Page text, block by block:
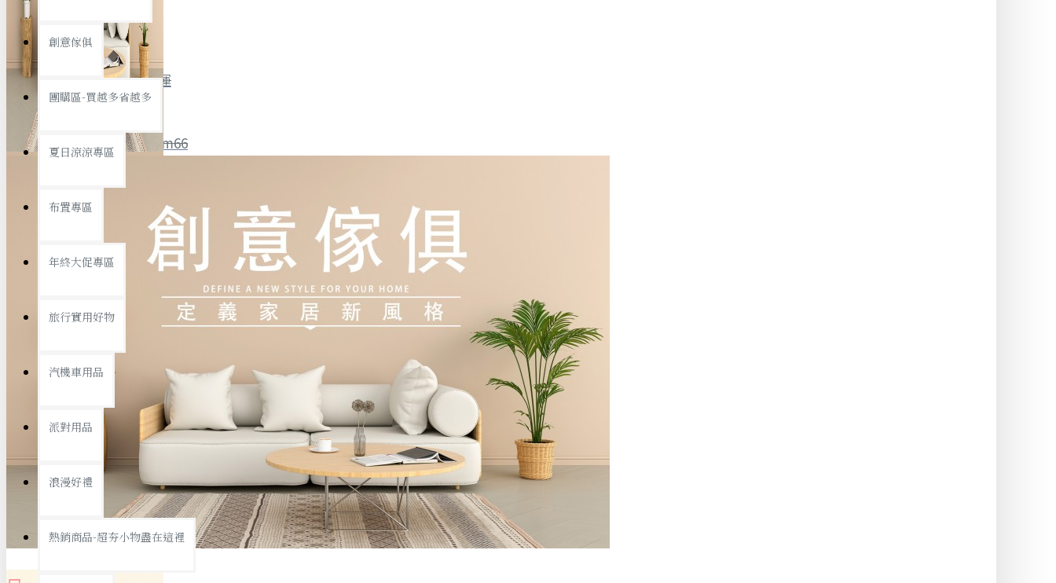
全館限時滿799免運
聯絡我們 ID : @ym66
優惠活動 最新活動
旅行收納
汽機車用品
查看更多
置物架/收納櫃
銅板精選
創意傢俱
團購區-買越多省越多
夏日涼涼專區
布置專區
年終大促專區
旅行實用好物
汽機車用品
派對用品
浪漫好禮
熱銷商品-超夯小物盡在這裡